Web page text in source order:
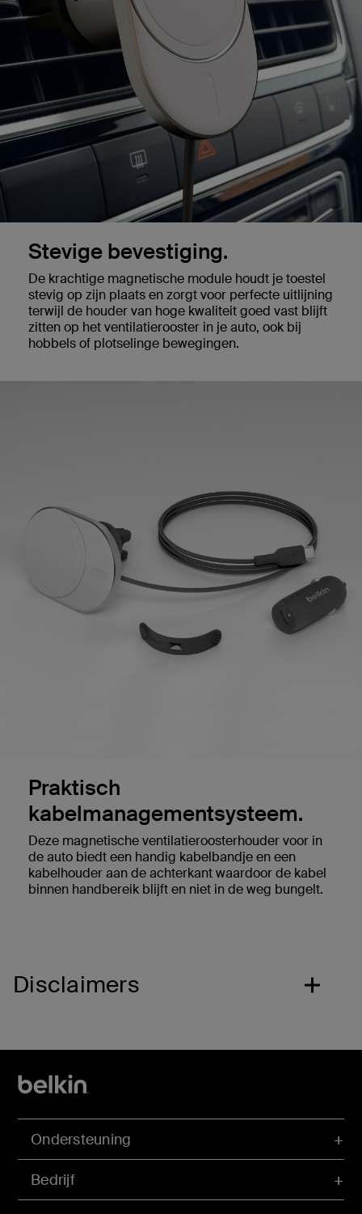
Stevige bevestiging.
De krachtige magnetische module houdt je toestel
stevig op zijn plaats en zorgt voor perfecte uitlijning
terwijl de houder van hoge kwaliteit goed vast blijft
zitten op het ventilatierooster in je auto, ook bij
hobbels of plotselinge bewegingen.
Praktisch
kabelmanagementsysteem.
Deze magnetische ventilatieroosterhouder voor in
de auto biedt een handig kabelbandje en een
kabelhouder aan de achterkant waardoor de kabel
binnen handbereik blijft en niet in de weg bungelt.
Disclaimers
Ondersteuning
Bedrijf